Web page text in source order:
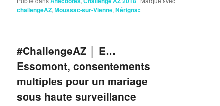
challengeAZ,Moussac-sur-Vienne,Nérignac
#ChallengeAZ │ E…
Essomont, consentements
multiples pour un mariage
sous haute surveillance